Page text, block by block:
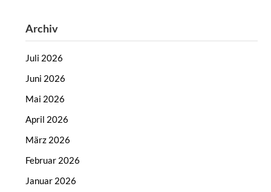
Archiv
Juli 2026
Juni 2026
Mai 2026
April 2026
März 2026
Februar 2026
Januar 2026